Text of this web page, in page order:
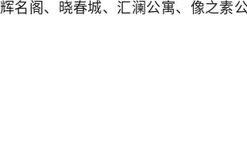
名阁、晓春城、汇澜公寓、像之素